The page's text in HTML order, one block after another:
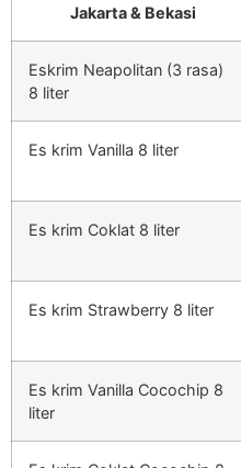
Jakarta & Bekasi
Eskrim Neapolitan (3 rasa)
8 liter
Es krim Vanilla 8 liter
Es krim Coklat 8 liter
Es krim Strawberry 8 liter
Es krim Vanilla Cocochip 8
liter